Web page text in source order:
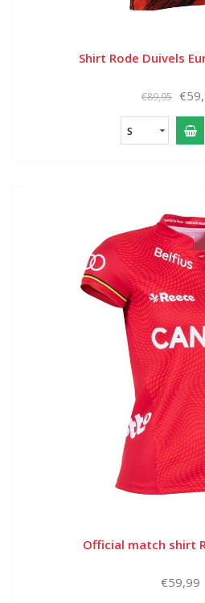
Shirt Rode Duivels
€89,95
S
Official match shirt
€59,99